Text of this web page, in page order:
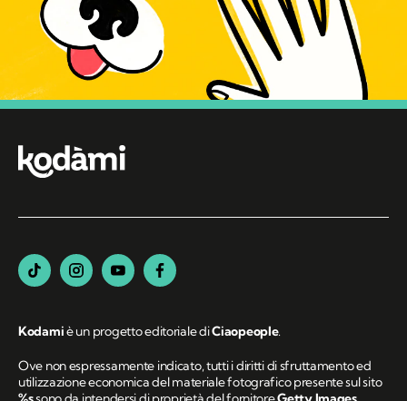
Kodamiè un progetto editoriale diCiaopeople.
Ove non espressamente indicato, tutti i diritti di sfruttamento ed
utilizzazione economica del materiale fotografico presente sul sito